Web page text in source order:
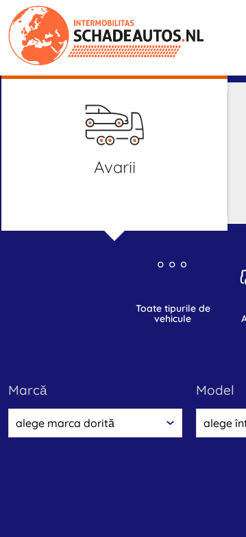
Avarii
toate tipurile de
vehicule
marcă model